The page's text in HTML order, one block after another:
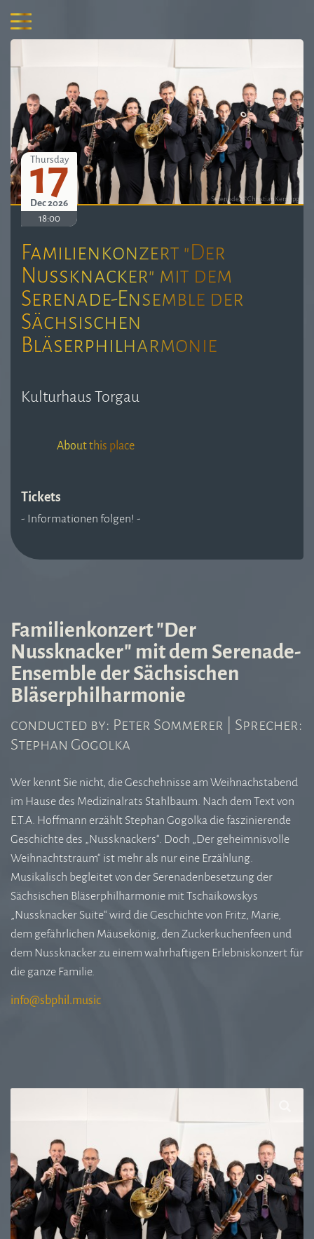
Serenade2©ChristianKern.jpg
Thursday
17
Dec 2026
18:00
Familienkonzert "Der
Nussknacker" mit dem
Serenade-Ensemble der
Sächsischen
Bläserphilharmonie
Kulturhaus Torgau
About this place
Tickets
- Informationen folgen! -
Familienkonzert "Der
Nussknacker" mit dem Serenade-
Ensemble der Sächsischen
Bläserphilharmonie
conducted by: Peter Sommerer | Sprecher:
Stephan Gogolka
Wer kennt Sie nicht, die Geschehnisse am Weihnachstabend
im Hause des Medizinalrats Stahlbaum. Nach dem Text von
E.T.A. Hoffmann erzählt Stephan Gogolka die faszinierende
Geschichte des „Nussknackers“. Doch „Der geheimnisvolle
Weihnachtstraum“ ist mehr als nur eine Erzählung.
Musikalisch begleitet von der Serenadenbesetzung der
Sächsischen Bläserphilharmonie mit Tschaikowskys
„Nussknacker Suite“ wird die Geschichte von Fritz, Marie,
dem gefährlichen Mäusekönig, den Zuckerkuchenfeen und
dem Nussknacker zu einem wahrhaftigen Erlebniskonzert für
die ganze Familie.